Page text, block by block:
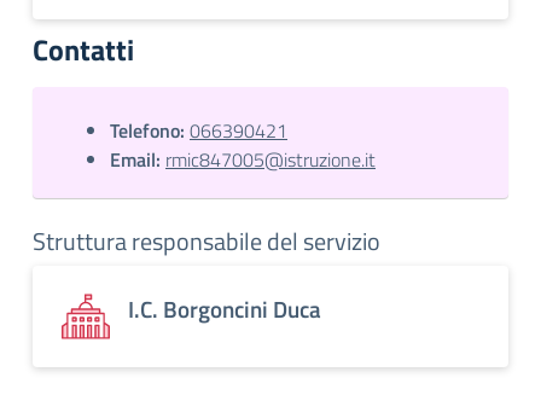
Contatti
Telefono: 066390421
Email: rmic847005@istruzione.it
Struttura responsabile del servizio
I.C. Borgoncini Duca